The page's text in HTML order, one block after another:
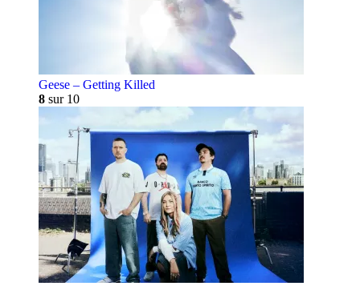
Geese – Getting Killed
8 sur 10